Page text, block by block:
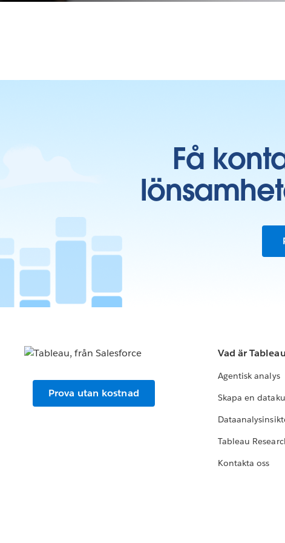
Få
Prova utan kostnad
Vad är Tableau
Agentisk analys
Skapa en
Tableau
Kontakta oss